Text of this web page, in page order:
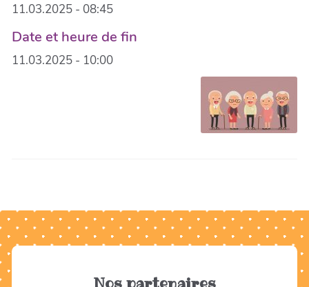
11.03.2025 - 08:45
Date et heure de fin
11.03.2025 - 10:00